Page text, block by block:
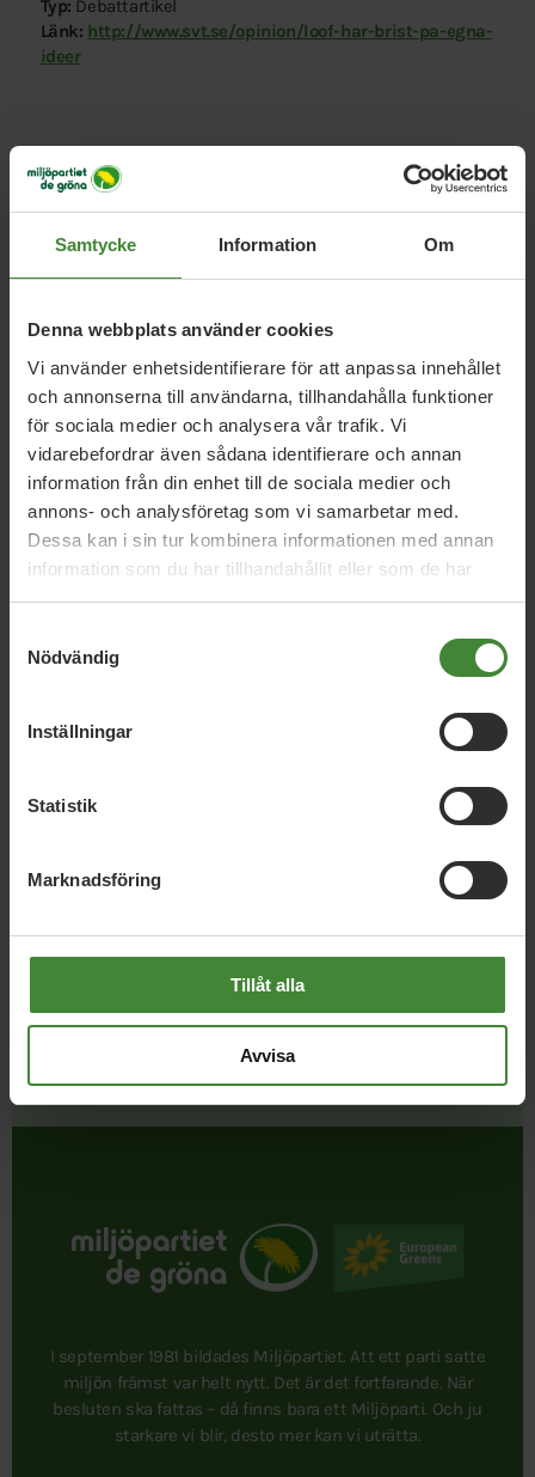
Samtycke Information Om
Denna webbplats använder cookies
Vi använder enhetsidentifierare för att anpassa innehållet
och annonserna till användarna, tillhandahålla funktioner
för sociala medier och analysera vår trafik. Vi
vidarebefordrar även sådana identifierare och annan
information från din enhet till de sociala medier och
annons- och analysföretag som vi samarbetar med.
Dessa kan i sin tur kombinera informationen med annan
information som du har tillhandahållit eller som de har
samlat in när du har använt deras tjänster.
Nödvändig
Inställningar
Statistik
Marknadsföring
Tillåt alla
Avvisa
Typ: Debattartikel
Länk: http://www.svt.se/opinion/loof-har-brist-pa-egna-
ideer
Relaterade nyheter
21 februari 2014
Låt inte studenterna betala budgethålet
15 april 2013
Det behövs investeringar som ger jobb
Dela denna sida och hjälp oss
I september 1981 bildades Miljöpartiet. Att ett parti satte
miljön främst var helt nytt. Det är det fortfarande. När
besluten ska fattas – då finns bara ett Miljöparti. Och ju
starkare vi blir, desto mer kan vi uträtta.